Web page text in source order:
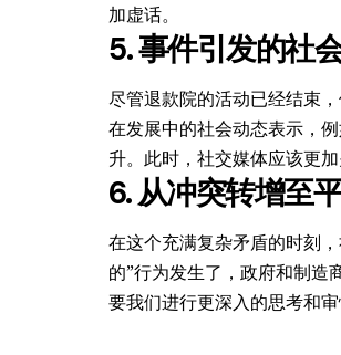
加虚话。
5. 事件引发的社
尽管退款院的活动已经结束
在发展中的社会动态表示，
升。此时，社交媒体应该更
6. 从冲突转增至
在这个充满复杂矛盾的时刻
的”行为发生了，政府和制造
要我们进行更深入的思考和审